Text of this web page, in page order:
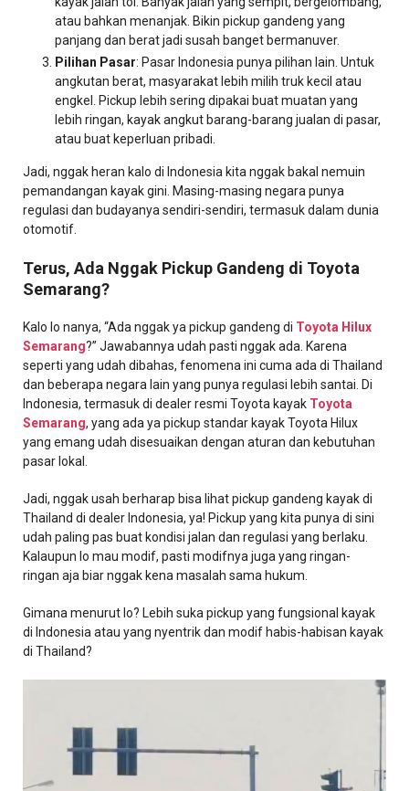
atau bahkan menanjak. Bikin pickup gandeng yang
panjang dan berat jadi susah banget bermanuver.
Pilihan Pasar: Pasar Indonesia punya pilihan lain. Untuk
angkutan berat, masyarakat lebih milih truk kecil atau
engkel. Pickup lebih sering dipakai buat muatan yang
lebih ringan, kayak angkut barang-barang jualan di pasar,
atau buat keperluan pribadi.
Jadi, nggak heran kalo di Indonesia kita nggak bakal nemuin
pemandangan kayak gini. Masing-masing negara punya
regulasi dan budayanya sendiri-sendiri, termasuk dalam dunia
otomotif.
Terus, Ada Nggak Pickup Gandeng di Toyota
Semarang?
Kalo lo nanya, “Ada nggak ya pickup gandeng di Toyota Hilux
Semarang?” Jawabannya udah pasti nggak ada. Karena
seperti yang udah dibahas, fenomena ini cuma ada di Thailand
dan beberapa negara lain yang punya regulasi lebih santai. Di
Indonesia, termasuk di dealer resmi Toyota kayak Toyota
Semarang, yang ada ya pickup standar kayak Toyota Hilux
yang emang udah disesuaikan dengan aturan dan kebutuhan
pasar lokal.
Jadi, nggak usah berharap bisa lihat pickup gandeng kayak di
Thailand di dealer Indonesia, ya! Pickup yang kita punya di sini
udah paling pas buat kondisi jalan dan regulasi yang berlaku.
Kalaupun lo mau modif, pasti modifnya juga yang ringan-
ringan aja biar nggak kena masalah sama hukum.
Gimana menurut lo? Lebih suka pickup yang fungsional kayak
di Indonesia atau yang nyentrik dan modif habis-habisan kayak
di Thailand?